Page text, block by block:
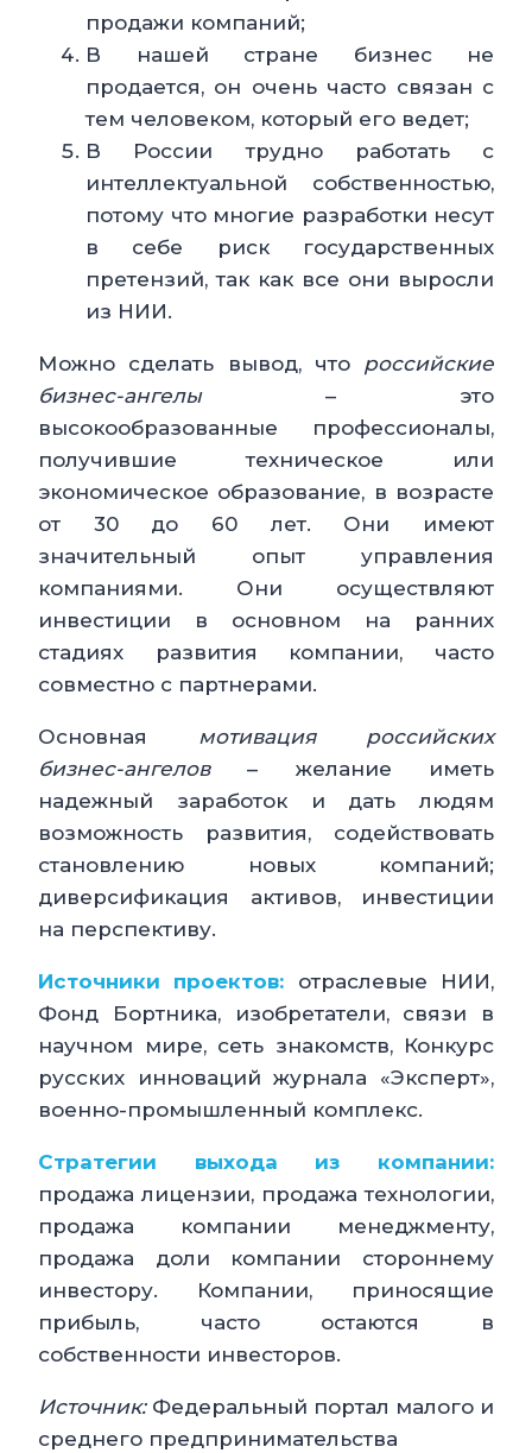
продажи компаний;
В нашей стране бизнес не
продается, он очень часто связан с
тем человеком, который его ведет;
В России трудно работать с
интеллектуальной собственностью,
потому что многие разработки несут
в себе риск государственных
претензий, так как все они выросли
из НИИ.
Можно сделать вывод, что российские
бизнес-ангелы– это
высокообразованные профессионалы,
получившие техническое или
экономическое образование, в возрасте
от 30 до 60 лет. Они имеют
значительный опыт управления
компаниями. Они осуществляют
инвестиции в основном на ранних
стадиях развития компании, часто
совместно с партнерами.
Основная мотивация российских
бизнес-ангелов– желание иметь
надежный заработок и дать людям
возможность развития, содействовать
становлению новых компаний;
диверсификация активов, инвестиции
на перспективу.
Источники проектов: отраслевые НИИ,
Фонд Бортника, изобретатели, связи в
научном мире, сеть знакомств, Конкурс
русских инноваций журнала «Эксперт»,
военно-промышленный комплекс.
Стратегии выхода из компании:
продажа лицензии, продажа технологии,
продажа компании менеджменту,
продажа доли компании стороннему
инвестору. Компании, приносящие
прибыль, часто остаются в
собственности инвесторов.
Источник:Федеральный портал малого и
среднего предпринимательства